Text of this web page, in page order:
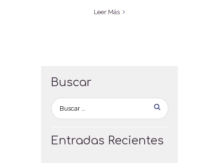
Leer Más
Buscar
Entradas Recientes